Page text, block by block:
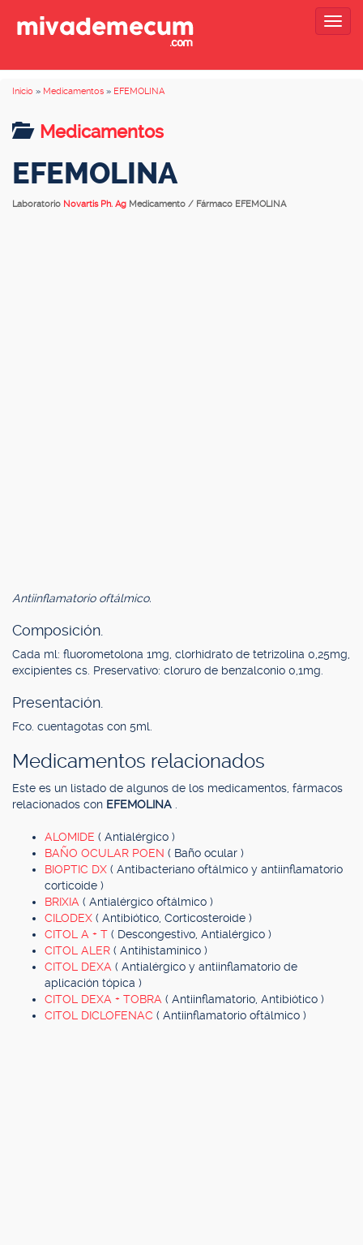
Inicio » Medicamentos » EFEMOLINA
Medicamentos
EFEMOLINA
Laboratorio Novartis Ph. Ag Medicamento / Fármaco EFEMOLINA
Antiinflamatorio oftálmico.
Composición.
Cada ml: fluorometolona 1mg, clorhidrato de tetrizolina 0,25mg,
excipientes cs. Preservativo: cloruro de benzalconio 0,1mg.
Presentación.
Fco. cuentagotas con 5ml.
Medicamentos relacionados
Este es un listado de algunos de los medicamentos, fármacos
relacionados con EFEMOLINA
ALOMIDE ( Antialérgico )
BAÑO OCULAR POEN ( Baño ocular )
BIOPTIC DX ( Antibacteriano oftálmico y antiinflamatorio
corticoide )
BRIXIA ( Antialérgico oftálmico )
CILODEX ( Antibiótico, Corticosteroide )
CITOL A + T ( Descongestivo, Antialérgico )
CITOL ALER ( Antihistamínico )
CITOL DEXA ( Antialérgico y antiinflamatorio de
aplicación tópica )
CITOL DEXA + TOBRA ( Antiinflamatorio, Antibiótico )
CITOL DICLOFENAC ( Antiinflamatorio oftálmico )